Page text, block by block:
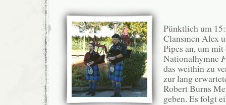
Pünktlich um
Clansmen Alex
Pipes an, um
Nationalhymne
das weithin zu
zur lang
Robert Burns
geben. Es folgt